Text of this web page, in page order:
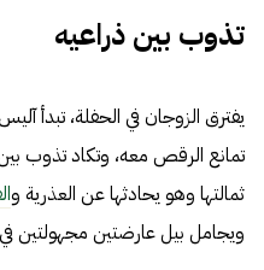
تذوب بين ذراعيه
يفترق الزوجان في الحفلة، تبدأ
تمانع الرقص معه، وتكاد تذوب
ثمالتها وهو يحادثها عن العذرية و
ويجامل بيل عارضتين مجهولتين في